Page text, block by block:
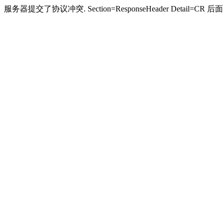
服务器提交了协议冲突. Section=ResponseHeader Detail=CR 后